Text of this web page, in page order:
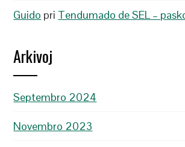
Guido pri Tendumado de SEL –
Arkivoj
Septembro 2024
Novembro 2023